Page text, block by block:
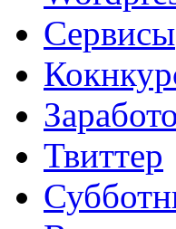
Сервисы
Твиттер